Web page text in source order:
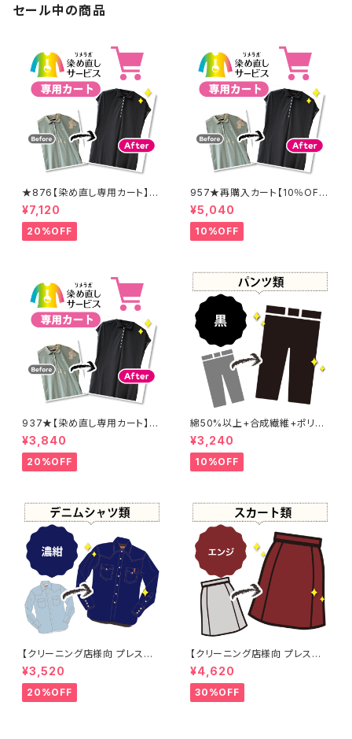
セール中の商品
★876【染め直し専用カート】8
900円
¥7,120
20%OFF
957★再購入カート【10％OF
F】
¥5,040
10%OFF
937★【染め直し専用カート】4
800円
¥3,840
20%OFF
綿50%以上+合成繊維+ポリウ
レタン 黒染め パンツ 【元色：
黒】 -染め直し[漆黒 - Black]4
01-0076
¥3,240
10%OFF
【クリーニング店様向 プレス加
工なし】綿100% 濃紺染め シャ
ツ 【元色：紺(Navy) - 色あせあ
り】 -染め直し[ネイビー - Nav
y]403-0116
¥3,520
20%OFF
【クリーニング店様向 プレス加
工なし】綿100% エンジ染め ス
カート 【元色：白 - 汚れあり】 -
染め直し[臙脂 - ワインレッド -
くすんだ深みのある赤]403-01
¥4,620
30%OFF